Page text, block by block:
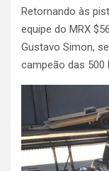
Retornando às
equipe do MRX
Gustavo Simon,
campeão das 500